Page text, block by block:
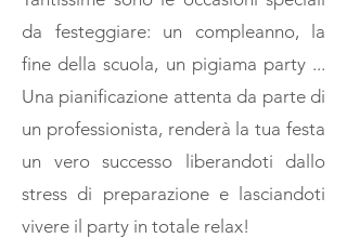
da festeggiare: un compleanno, la
fine della scuola, un pigiama party ...
Una pianificazione attenta da parte di
un professionista, renderà la tua festa
un vero successo liberandoti dallo
stress di preparazione e lasciandoti
vivere il party in totale relax!